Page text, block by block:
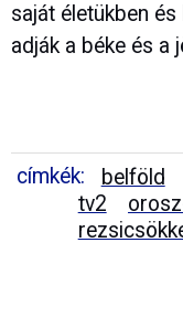
saját életükben
adják a béke és a
címkék: belföld
tv2